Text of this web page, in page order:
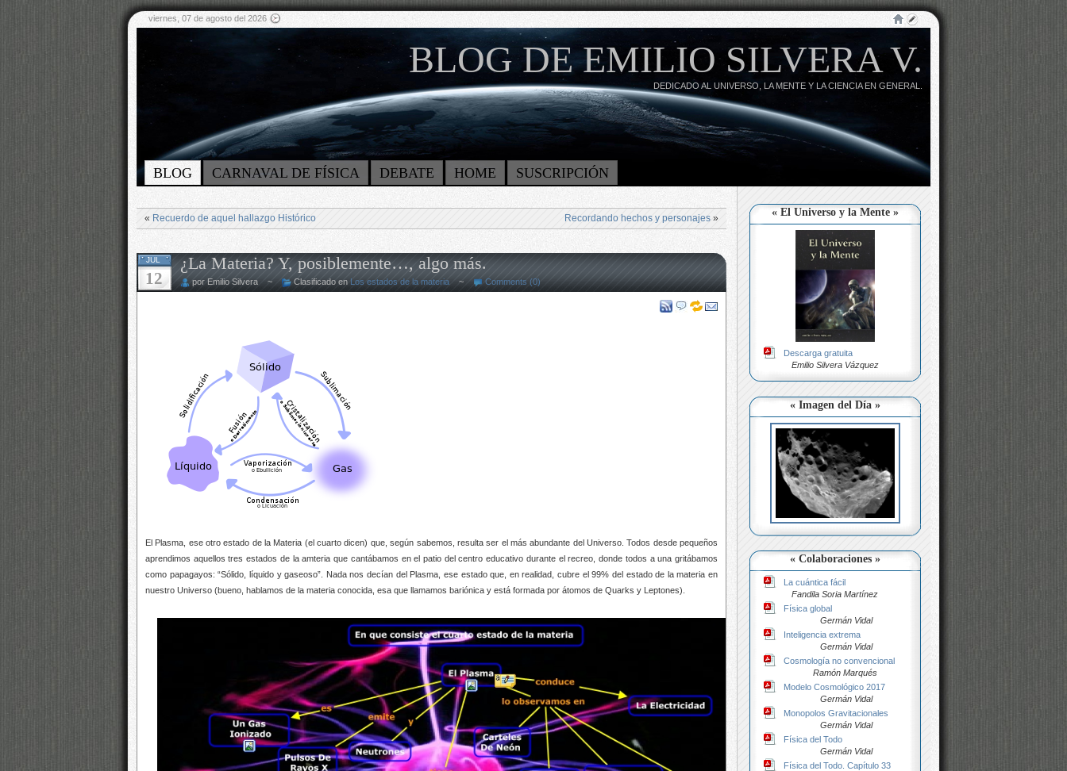
viernes, 07 de agosto del 2026
BLOG DE EMILIO SILVERA V.
DEDICADO AL UNIVERSO, LA MENTE Y LA CIENCIA EN GENERAL.
BLOG CARNAVAL DE FÍSICA DEBATE HOME SUSCRIPCIÓN
« El Universo y la Mente »
Descarga gratuita
Emilio Silvera Vázquez
« Imagen del Día »
« Colaboraciones »
La cuántica fácil
Fandila Soria Martínez
Física global
Germán Vidal
Inteligencia extrema
Germán Vidal
Cosmología no convencional
Ramón Marqués
Modelo Cosmológico 2017
Germán Vidal
Monopolos Gravitacionales
Germán Vidal
Física del Todo
Germán Vidal
Física del Todo. Capítulo 33
« Recuerdo de aquel hallazgo Histórico Recordando hechos y personajes »
JUL
12
¿La Materia? Y, posiblemente…, algo más.
por Emilio Silvera ~ Clasificado en Los estados de la materia ~ Comments (0)
El Plasma, ese otro estado de la Materia (el cuarto dicen) que, según sabemos, resulta ser el más abundante del Universo. Todos desde pequeños
aprendimos aquellos tres estados de la amteria que cantábamos en el patio del centro educativo durante el recreo, donde todos a una gritábamos
como papagayos: “Sólido, líquido y gaseoso”. Nada nos decían del Plasma, ese estado que, en realidad, cubre el 99% del estado de la materia en
nuestro Universo (bueno, hablamos de la materia conocida, esa que llamamos bariónica y está formada por átomos de Quarks y Leptones).